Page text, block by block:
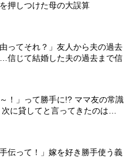
押しつけた母の大誤算
ってそれ？」友人から夫の過去
信じて結婚した夫の過去まで信
！」って勝手に!? ママ友の常識
次に貸してと言ってきたのは…
伝って！」嫁を好き勝手使う義